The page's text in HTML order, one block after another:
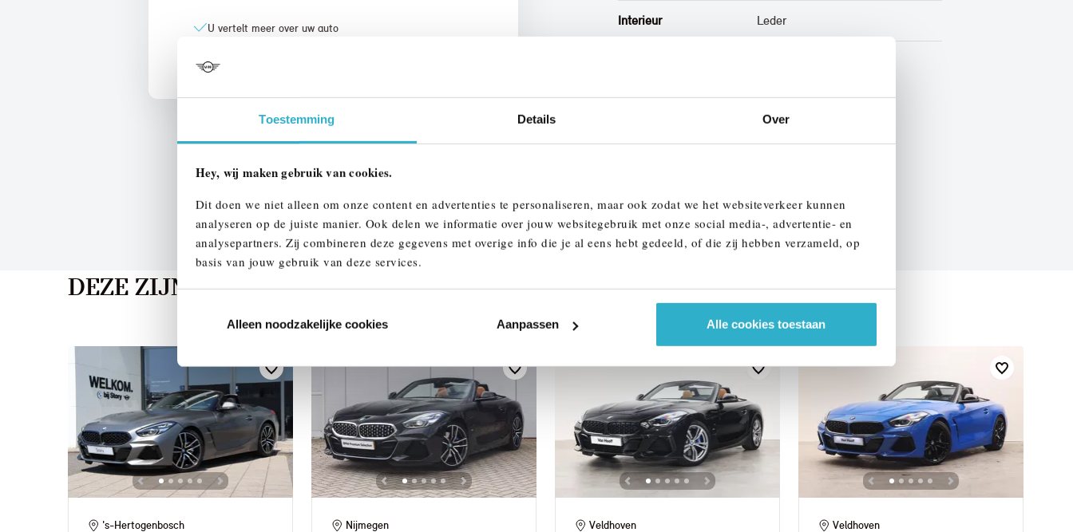
Toestemming Details Over
Hey, wij maken gebruik van cookies.
Dit doen we niet alleen om onze content en advertenties te personaliseren, maar ook zodat we het websiteverkeer kunnen
analyseren op de juiste manier. Ook delen we informatie over jouw websitegebruik met onze social media-, advertentie- en
analysepartners. Zij combineren deze gegevens met overige info die je al eens hebt gedeeld, of die zij hebben verzameld, op
basis van jouw gebruik van deze services.
Alleen noodzakelijke cookies Aanpassen Alle cookies toestaan
U vertelt meer over uw auto
Interieur Leder
ALLE OPTIES EN SPECIFICATIES
DEZE ZIJN VERGELIJKBAAR
's-Hertogenbosch Nijmegen Veldhoven Veldhoven